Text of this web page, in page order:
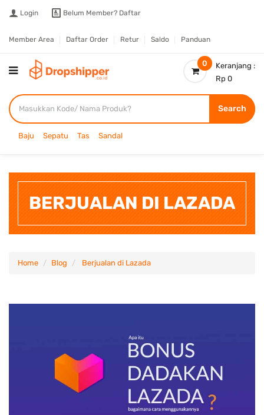
Login Belum Member? Daftar
Member Area Daftar Order Retur Saldo Panduan
0
Keranjang :
Rp 0
Search
Baju Sepatu Tas Sandal
BERJUALAN DI LAZADA
Home Blog Berjualan di Lazada